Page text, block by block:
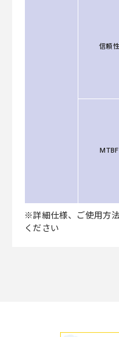
信頼性
MTBF
※詳細仕様、ご使用方
ください